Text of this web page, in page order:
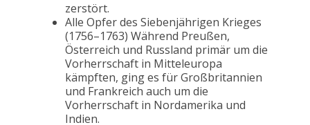
zerstört.
Alle Opfer des Siebenjährigen Krieges
(1756–1763) Während Preußen,
Österreich und Russland primär um die
Vorherrschaft in Mitteleuropa
kämpften, ging es für Großbritannien
und Frankreich auch um die
Vorherrschaft in Nordamerika und
Indien.